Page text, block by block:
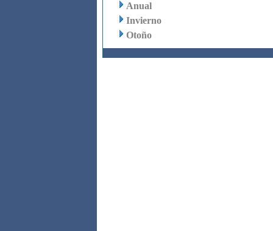
Anual
Invierno
Otoño